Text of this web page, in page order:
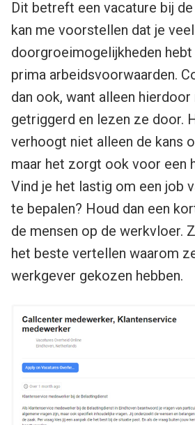
Dit betreft een vacature bij
kan me voorstellen dat je veel
doorgroeimogelijkheden
prima arbeidsvoorwaarden.
dan ook, want alleen hierdoor
getriggerd en lezen ze door.
verhoogt niet alleen de kans
maar het zorgt ook voor een
Vind je het lastig om een job
te bepalen? Houd dan een
de mensen op de werkvloer.
het beste vertellen waarom
werkgever gekozen hebben.